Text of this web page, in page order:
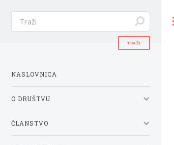
NASLOVNICA
O DRUŠTVU
ČLANSTVO